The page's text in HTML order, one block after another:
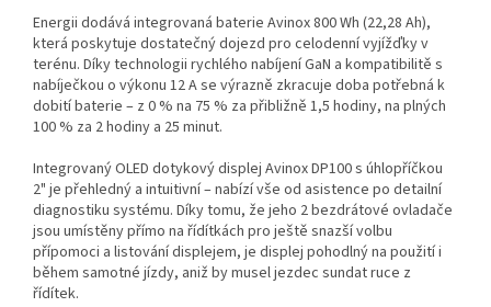
Energii dodává integrovaná baterie Avinox 800 Wh (22,28 Ah),
která poskytuje dostatečný dojezd pro celodenní vyjížďky v
terénu. Díky technologii rychlého nabíjení GaN a kompatibilitě s
nabíječkou o výkonu 12 A se výrazně zkracuje doba potřebná k
dobití baterie – z 0 % na 75 % za přibližně 1,5 hodiny, na plných
100 % za 2 hodiny a 25 minut.
Integrovaný OLED dotykový displej Avinox DP100 s úhlopříčkou
2" je přehledný a intuitivní – nabízí vše od asistence po detailní
diagnostiku systému. Díky tomu, že jeho 2 bezdrátové ovladače
jsou umístěny přímo na řídítkách pro ještě snazší volbu
přípomoci a listování displejem, je displej pohodlný na použití i
během samotné jízdy, aniž by musel jezdec sundat ruce z
řídítek.